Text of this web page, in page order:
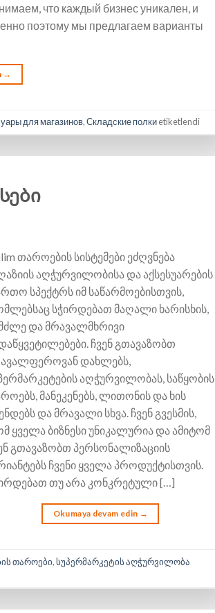
что каждый бизнес уникален, и
поэтому мы предлагаем варианты
→
для магазинов,Складские полкиetiketlendi
თაროების სისტემები ეძღვნება
აღჭურვილობისა და აქსესუარების
სპექტრს იმ საწარმოებისთვის,
სჭირდებათ მაღალი ხარისხის,
და მრავალმხრივი
ჩვენ გთავაზობთ
დახლებს,
აღჭურვილობას, საწყობის
მანეკენებს, ლითონის და ხის
და მრავალი სხვა. ჩვენ გვესმის,
ყველა ბიზნესი უნიკალურია და ამიტომ
გთავაზობთ პერსონალიზაციის
ჩვენი ყველა პროდუქტისთვის.
თუ არა კონკრეტული […]
Okumaya devam edin →
თაროები,სუპერმარკეტის აღჭურვილობა